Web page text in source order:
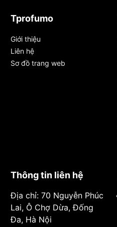
Tprofumo
Giới thiệu
Liên hệ
Sơ đồ trang web
Thông tin liên hệ
Địa chỉ: 70 Nguyễn Phúc
Lai, Ô Chợ Dừa, Đống
Đa, Hà Nội